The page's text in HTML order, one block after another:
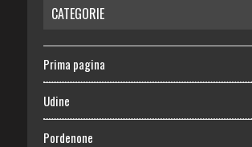
CATEGORIE
Prima pagina
Udine
Pordenone